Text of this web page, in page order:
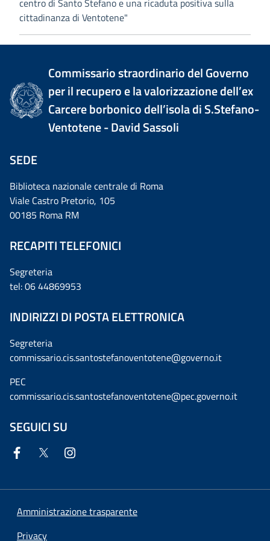
centro di Santo Stefano e una ricaduta positiva sulla
cittadinanza di Ventotene"
Commissario straordinario del Governo
per il recupero e la valorizzazione dell’ex
Carcere borbonico dell’isola di S.Stefano-
Ventotene - David Sassoli
SEDE
Biblioteca nazionale centrale di Roma
Viale Castro Pretorio, 105
00185 Roma RM
RECAPITI TELEFONICI
Segreteria
tel: 06 44869953
INDIRIZZI DI POSTA ELETTRONICA
Segreteria
commissario.cis.santostefanoventotene@governo.it
PEC
commissario.cis.santostefanoventotene@pec.governo.it
SEGUICI SU
Amministrazione trasparente
Privacy